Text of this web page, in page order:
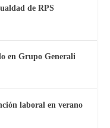
de RPS
en Grupo Generali
laboral en verano